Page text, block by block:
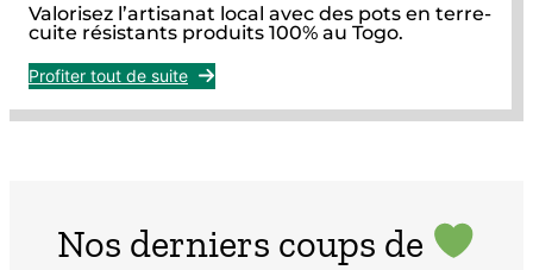
Valorisez l’artisanat local avec des pots en terre-
cuite résistants produits 100% au Togo.
Profiter tout de suite
Nos derniers coups de